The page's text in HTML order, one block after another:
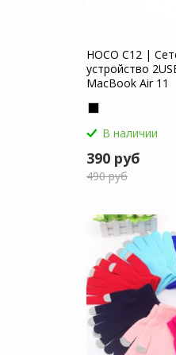
HOCO C12 |
устройство
MacBook Air 11
В наличии
390 руб
490 руб